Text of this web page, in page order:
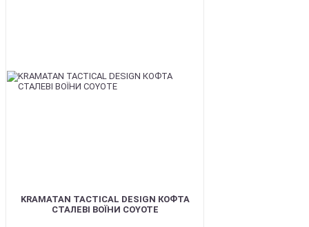
KRAMATAN TACTICAL DESIGN КОФТА
СТАЛЕВІ ВОЇНИ COYOTE